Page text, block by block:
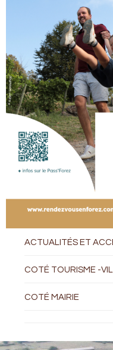
ACTUALITÉS ET
COTÉ TOURISME -
COTÉ MAIRIE